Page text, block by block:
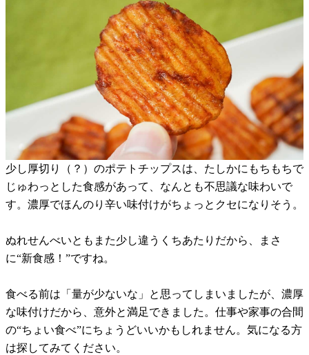
少し厚切り（？）のポテトチップスは、たしかにもちもちで
じゅわっとした食感があって、なんとも不思議な味わいで
す。濃厚でほんのり辛い味付けがちょっとクセになりそう。
ぬれせんべいともまた少し違うくちあたりだから、まさ
に“新食感！”ですね。
食べる前は「量が少ないな」と思ってしまいましたが、濃厚
な味付けだから、意外と満足できました。仕事や家事の合間
の“ちょい食べ”にちょうどいいかもしれません。気になる方
は探してみてください。